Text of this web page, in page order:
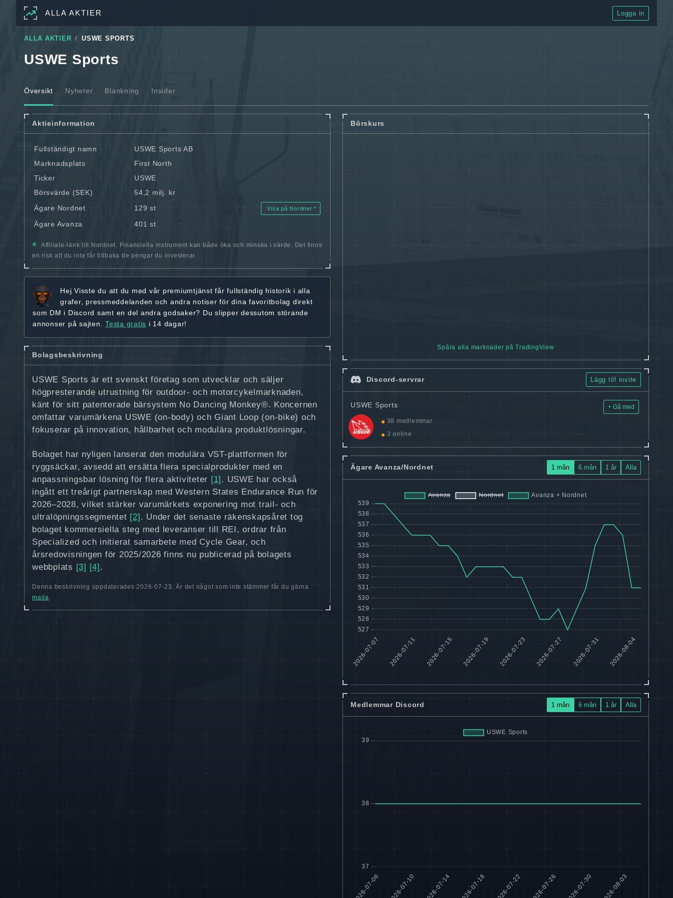
ALLA AKTIER Logga in
ALLA AKTIER USWE SPORTS
USWE Sports
Översikt Nyheter Blankning Insider
Aktieinformation
Fullständigt namn
USWE Sports AB
Marknadsplats
First North
Ticker
USWE
Börsvärde (SEK)
54,2 milj. kr
Ägare Nordnet
129 st Visa på Nordnet
Ägare Avanza 401 st
Affiliate-länk till Nordnet. Finansiella instrument kan både öka och minska i värde. Det finns
en risk att du inte får tillbaka de pengar du investerar.
Hej Visste du att du med vår premiumtjänst fårfullständig historik i alla
grafer, pressmeddelanden och andra notiser för dina favoritbolag direkt
som DM i Discord samt en del andra godsaker? Du slipper dessutom störande
annonser på sajten. Testa gratis i 14 dagar!
Bolagsbeskrivning
USWE Sports är ett svenskt företag som utvecklar och säljer
högpresterande utrustning för outdoor- och motorcykelmarknaden,
känt för sitt patenterade bärsystem No Dancing Monkey®. Koncernen
omfattar varumärkena USWE (on-body) och Giant Loop (on-bike) och
fokuserar på innovation, hållbarhet och modulära produktlösningar.
Bolaget har nyligen lanserat den modulära VST-plattformen för
ryggsäckar, avsedd att ersätta flera specialprodukter med en
anpassningsbar lösning för flera aktiviteter [1] . USWE har också
ingått ett treårigt partnerskap med Western States Endurance Run för
2026–2028, vilket stärker varumärkets exponering mot trail- och
ultralöpningssegmentet [2] . Under det senaste räkenskapsåret tog
bolaget kommersiella steg med leveranser till REI, ordrar från
Specialized och initierat samarbete med Cycle Gear, och
årsredovisningen för 2025/2026 finns nu publicerad på bolagets
webbplats [3] [4] .
Denna beskrivning uppdaterades 2026-07-23. Är det något som inte stämmer får du gärna
maila.
Börskurs
Spåra alla marknader på TradingView
Discord-servrar Lägg till invite
USWE Sports
38 medlemmar
3 online
+ Gå med
Ägare Avanza/Nordnet 1 mån 6 mån 1 år Alla
Medlemmar Discord 1 mån 6 mån 1 år Alla